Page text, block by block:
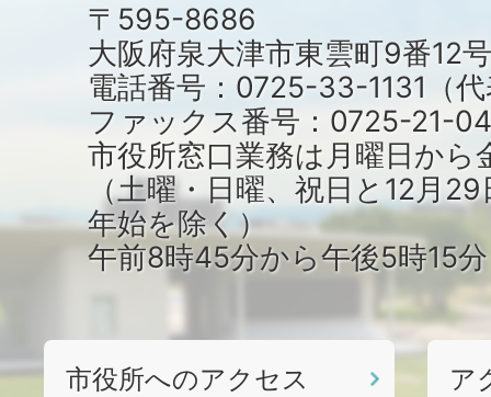
〒595-8686
大阪府泉大津市東雲町9番12号
電話番号：0725-33-1131（
ファックス番号：0725-21-
市役所窓口業務は月曜日から
（土曜・日曜、祝日と12月
年始を除く）
午前8時45分から午後5時15
市役所へのアクセス ア